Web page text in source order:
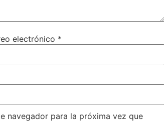
electrónico *
navegador para la próxima vez que